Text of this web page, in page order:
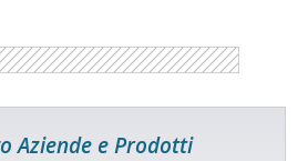
Aziende e Prodotti